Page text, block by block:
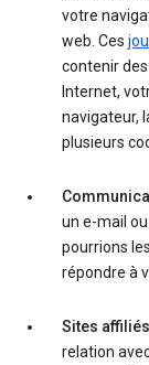
votre
web. Ces
contenir
Internet,
navigateur,
plusieurs
un e-mail
pourrions
répondre à
Sites affiliés
relation